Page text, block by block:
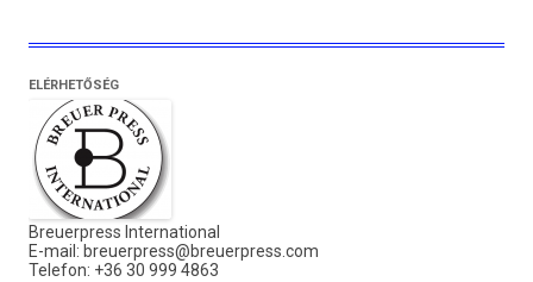
ELÉRHETŐSÉG
Breuerpress International
E-mail: breuerpress@breuerpress.com
Telefon: +36 30 999 4863